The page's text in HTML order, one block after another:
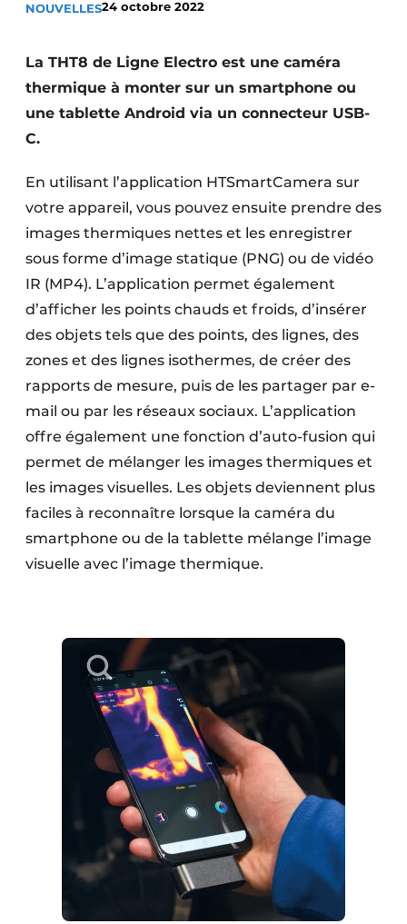
Termes et conditions
Video’s
NOUVELLES24 octobre 2022
La THT8 de Ligne Electro est une caméra
thermique à monter sur un smartphone ou
une tablette Android via un connecteur USB-
C.
En utilisant l’application HTSmartCamera sur
votre appareil, vous pouvez ensuite prendre des
images thermiques nettes et les enregistrer
sous forme d’image statique (PNG) ou de vidéo
IR (MP4). L’application permet également
d’afficher les points chauds et froids, d’insérer
des objets tels que des points, des lignes, des
zones et des lignes isothermes, de créer des
rapports de mesure, puis de les partager par e-
mail ou par les réseaux sociaux. L’application
offre également une fonction d’auto-fusion qui
permet de mélanger les images thermiques et
les images visuelles. Les objets deviennent plus
faciles à reconnaître lorsque la caméra du
smartphone ou de la tablette mélange l’image
visuelle avec l’image thermique.